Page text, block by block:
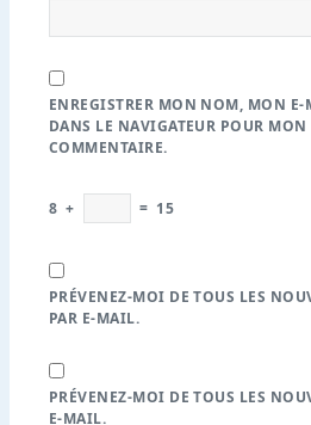
ENREGISTRER MON NOM, MON
DANS LE NAVIGATEUR POUR
COMMENTAIRE.
8 + = 15
PRÉVENEZ-MOI DE TOUS LES
PAR E-MAIL.
PRÉVENEZ-MOI DE TOUS LES
E-MAIL.